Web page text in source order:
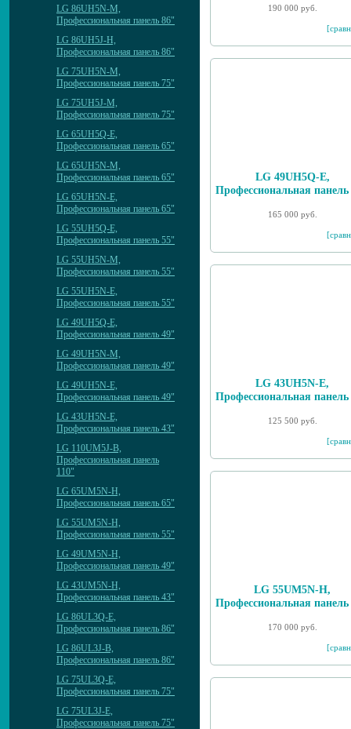
LG 86UH5N-M,
Профессиональная панель 86"
LG 86UH5J-H,
Профессиональная панель 86"
LG 75UH5N-M,
Профессиональная панель 75"
LG 75UH5J-M,
Профессиональная панель 75"
LG 65UH5Q-E,
Профессиональная панель 65"
LG 65UH5N-M,
Профессиональная панель 65"
LG 65UH5N-E,
Профессиональная панель 65"
LG 55UH5Q-E,
Профессиональная панель 55"
LG 55UH5N-M,
Профессиональная панель 55"
LG 55UH5N-E,
Профессиональная панель 55"
LG 49UH5Q-E,
Профессиональная панель 49"
LG 49UH5N-M,
Профессиональная панель 49"
LG 49UH5N-E,
Профессиональная панель 49"
LG 43UH5N-E,
Профессиональная панель 43"
LG 110UM5J-B,
Профессиональная панель
110"
LG 65UM5N-H,
Профессиональная панель 65"
LG 55UM5N-H,
Профессиональная панель 55"
LG 49UM5N-H,
Профессиональная панель 49"
LG 43UM5N-H,
Профессиональная панель 43"
LG 86UL3Q-E,
Профессиональная панель 86"
LG 86UL3J-B,
Профессиональная панель 86"
LG 75UL3Q-E,
Профессиональная панель 75"
LG 75UL3J-E,
Профессиональная панель 75"
190 000 руб.
LG 49UH5Q-E,
Профессиональная
165 000 руб.
LG 43UH5N-E,
Профессиональная
125 500 руб.
LG 55UM5N-H,
Профессиональная
170 000 руб.